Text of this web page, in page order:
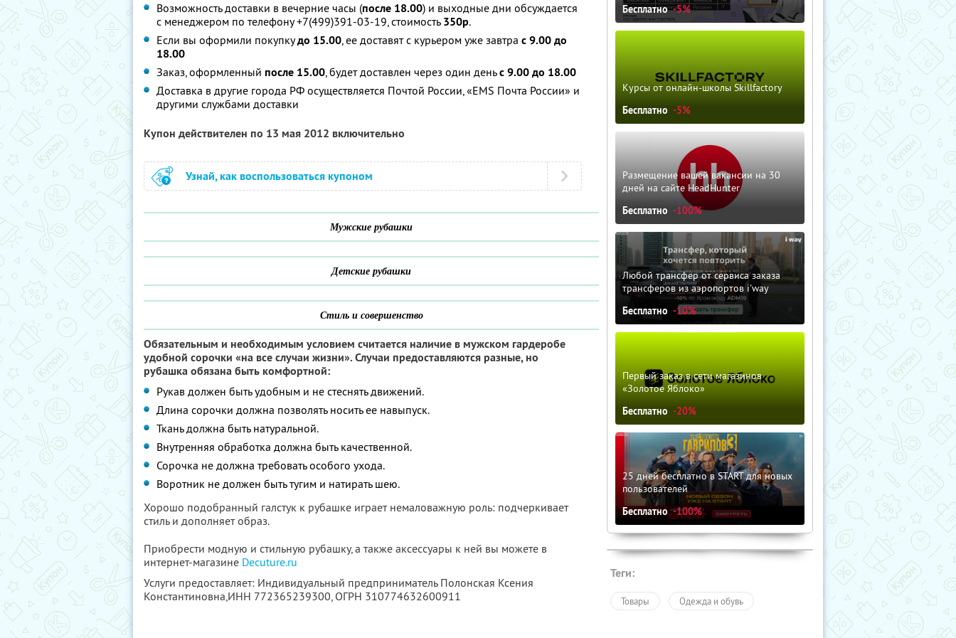
Возможность доставки в вечерние часы (после 18.00) и выходные дни обсуждается
с менеджером по телефону +7(499)391-03-19, стоимость 350р.
Если вы оформили покупкудо 15.00, ее доставят с курьером уже завтра с 9.00 до
18.00
Заказ, оформленный после 15.00, будет доставлен через один деньс 9.00 до 18.00
Доставка в другие города РФ осуществляется Почтой России, «EMS Почта России» и
другими службами доставки
Купон действителен по 13 мая 2012 включительно
Узнай, как воспользоваться купоном
Мужские рубашки
Детские рубашки
Стиль и совершенство
Обязательным и необходимым условием считается наличие в мужском гардеробе
удобной сорочки «на все случаи жизни». Случаи предоставляются разные, но
рубашка обязана быть комфортной:
Рукав должен быть удобным и не стеснять движений.
Длина сорочки должна позволять носить ее навыпуск.
Ткань должна быть натуральной.
Внутренняя обработка должна быть качественной.
Сорочка не должна требовать особого ухода.
Воротник не должен быть тугим и натирать шею.
Хорошо подобранный галстук к рубашке играет немаловажную роль: подчеркивает
стиль и дополняет образ.
Приобрести модную и стильную рубашку, а также аксессуары к ней вы можете в
интернет-магазине Decuture.ru
Услуги предоставляет: Индивидуальный предприниматель Полонская Ксения
Константиновна,ИНН 772365239300, ОГРН 310774632600911
Бесплатно -5%
Курсы от онлайн-школы Skillfactory
Бесплатно -5%
Размещение вашей вакансии на 30
дней на сайте HeadHunter
Бесплатно -100%
Любой трансфер от сервиса заказа
трансферов из аэропортов i'way
Бесплатно -10%
Первый заказ в сети магазинов
«Золотое Яблоко»
Бесплатно -20%
25 дней бесплатно в START для новых
пользователей
Бесплатно -100%
Теги:
Товары Одежда и обувь